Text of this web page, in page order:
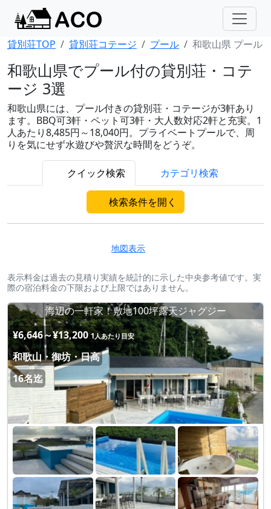
貸別荘TOP 貸別荘コテージ プール 和歌山県 プール
和歌山県でプール付の貸別荘・コテ
ージ 3選
和歌山県には、プール付きの貸別荘・コテージが3軒あり
ます。BBQ可3軒・ペット可3軒・大人数対応2軒と充実。1
人あたり8,485円～18,040円。プライベートプールで、周
りを気にせず水遊びや贅沢な時間をどうぞ。
クイック検索 カテゴリ検索
検索条件を開く
地図表示
表示料金は過去の見積り実績を統計的に示した中央参考値です。実
際の宿泊料金の下限および上限ではありません。
海辺の一軒家！敷地100坪露天ジャグジー
¥6,646～¥13,200 1人あたり目安
和歌山・御坊・日高
16名迄